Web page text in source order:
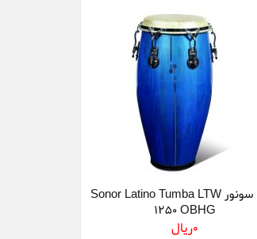
تومبا سونور Sonor Latino Tumba LTW
1250 OBHG
0ريال